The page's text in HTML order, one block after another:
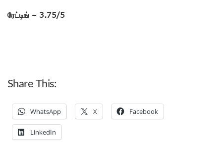
ரேட்டிங் – 3.75/5
Share This:
WhatsApp X Facebook
LinkedIn